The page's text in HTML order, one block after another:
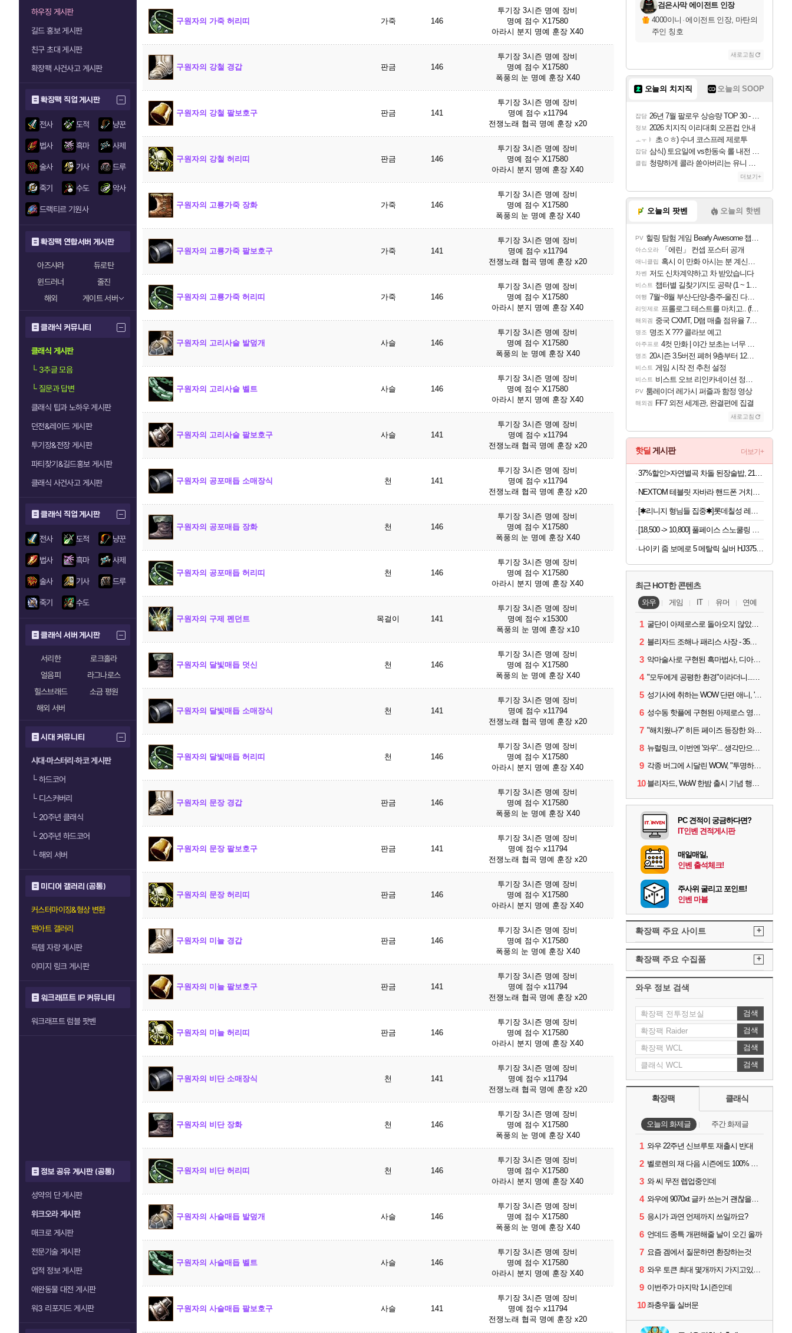
하우징 게시판
길드 홍보 게시판
친구 초대 게시판
확장팩 사건사고 게시판
확장팩 직업 게시판
전사 도적 냥꾼
법사 흑마 사제
술사 기사 드루
죽기 수도 악사
드랙티르 기원사
확장팩 연합서버 게시판
아즈샤라
듀로탄
윈드러너
줄진
해외
게이트 서버
클래식 커뮤니티
클래식 게시판
└3추글 모음
└질문과 답변
클래식 팁과 노하우 게시판
던전&레이드 게시판
투기장&전장 게시판
파티찾기&길드홍보 게시판
클래식 사건사고 게시판
클래식 직업 게시판
전사 도적 냥꾼
법사 흑마 사제
술사 기사 드루
죽기 수도
클래식 서버 게시판
서리한
로크홀라
얼음피
라그나로스
힐스브래드
소금 평원
해외 서버
시대 커뮤니티
시대·마스터리·하코 게시판
└하드코어
└디스커버리
└20주년 클래식
└20주년 하드코어
└해외 서버
미디어 갤러리 (공통)
커스터마이징&형상 변환
팬아트 갤러리
득템 자랑 게시판
이미지 링크 게시판
워크래프트 IP 커뮤니티
워크래프트 럼블 팟벤
정보 공유 게시판 (공통)
성약의 단 게시판
위크오라 게시판
매크로 게시판
전문기술 게시판
업적 정보 게시판
애완동물 대전 게시판
워3 리포지드 게시판
구원자의 가죽 허리띠 가죽 146
투기장 3시즌 명예 장비
명예 점수 X17580
아라시 분지 명예 훈장 X40
구원자의 강철 경갑 판금 146
투기장 3시즌 명예 장비
명예 점수 X17580
폭풍의 눈 명예 훈장 X40
구원자의 강철 팔보호구 판금 141
투기장 3시즌 명예 장비
명예 점수 x11794
전쟁노래 협곡 명예 훈장 x20
구원자의 강철 허리띠 판금 146
투기장 3시즌 명예 장비
명예 점수 X17580
아라시 분지 명예 훈장 X40
구원자의 고룡가죽 장화 가죽 146
투기장 3시즌 명예 장비
명예 점수 X17580
폭풍의 눈 명예 훈장 X40
구원자의 고룡가죽 팔보호구 가죽 141
투기장 3시즌 명예 장비
명예 점수 x11794
전쟁노래 협곡 명예 훈장 x20
구원자의 고룡가죽 허리띠 가죽 146
투기장 3시즌 명예 장비
명예 점수 X17580
아라시 분지 명예 훈장 X40
구원자의 고리사슬 발덮개 사슬 146
투기장 3시즌 명예 장비
명예 점수 X17580
폭풍의 눈 명예 훈장 X40
구원자의 고리사슬 벨트 사슬 146
투기장 3시즌 명예 장비
명예 점수 X17580
아라시 분지 명예 훈장 X40
구원자의 고리사슬 팔보호구 사슬 141
투기장 3시즌 명예 장비
명예 점수 x11794
전쟁노래 협곡 명예 훈장 x20
구원자의 공포매듭 소매장식 천 141
투기장 3시즌 명예 장비
명예 점수 x11794
전쟁노래 협곡 명예 훈장 x20
구원자의 공포매듭 장화 천 146
투기장 3시즌 명예 장비
명예 점수 X17580
폭풍의 눈 명예 훈장 X40
구원자의 공포매듭 허리띠 천 146
투기장 3시즌 명예 장비
명예 점수 X17580
아라시 분지 명예 훈장 X40
구원자의 구제 펜던트 목걸이 141
투기장 3시즌 명예 장비
명예 점수 x15300
폭풍의 눈 명예 훈장 x10
구원자의 달빛매듭 덧신 천 146
투기장 3시즌 명예 장비
명예 점수 X17580
폭풍의 눈 명예 훈장 X40
구원자의 달빛매듭 소매장식 천 141
투기장 3시즌 명예 장비
명예 점수 x11794
전쟁노래 협곡 명예 훈장 x20
구원자의 달빛매듭 허리띠 천 146
투기장 3시즌 명예 장비
명예 점수 X17580
아라시 분지 명예 훈장 X40
구원자의 문장 경갑 판금 146
투기장 3시즌 명예 장비
명예 점수 X17580
폭풍의 눈 명예 훈장 X40
구원자의 문장 팔보호구 판금 141
투기장 3시즌 명예 장비
명예 점수 x11794
전쟁노래 협곡 명예 훈장 x20
구원자의 문장 허리띠 판금 146
투기장 3시즌 명예 장비
명예 점수 X17580
아라시 분지 명예 훈장 X40
구원자의 미늘 경갑 판금 146
투기장 3시즌 명예 장비
명예 점수 X17580
폭풍의 눈 명예 훈장 X40
구원자의 미늘 팔보호구 판금 141
투기장 3시즌 명예 장비
명예 점수 x11794
전쟁노래 협곡 명예 훈장 x20
구원자의 미늘 허리띠 판금 146
투기장 3시즌 명예 장비
명예 점수 X17580
아라시 분지 명예 훈장 X40
구원자의 비단 소매장식 천 141
투기장 3시즌 명예 장비
명예 점수 x11794
전쟁노래 협곡 명예 훈장 x20
구원자의 비단 장화 천 146
투기장 3시즌 명예 장비
명예 점수 X17580
폭풍의 눈 명예 훈장 X40
구원자의 비단 허리띠 천 146
투기장 3시즌 명예 장비
명예 점수 X17580
아라시 분지 명예 훈장 X40
구원자의 사슬매듭 발덮개 사슬 146
투기장 3시즌 명예 장비
명예 점수 X17580
폭풍의 눈 명예 훈장 X40
구원자의 사슬매듭 벨트 사슬 146
투기장 3시즌 명예 장비
명예 점수 X17580
아라시 분지 명예 훈장 X40
구원자의 사슬매듭 팔보호구 사슬 141
투기장 3시즌 명예 장비
명예 점수 x11794
전쟁노래 협곡 명예 훈장 x20
검은사막 에이전트 인장
4000이니 ·에이전트 인장, 마탄의
주인 칭호
새로고침
오늘의 치지직 오늘의 SOOP
잡담 26년 7월 팔로우 상승량 TOP 30 - 월간 치지직
정보 2026 치지직 이리대회 오픈컵 안내
ㅗㅜㅑ 초ㅇㅎ) 수녀 코스프레 제로투
잡담 삼식) 토요일에 vs한동숙 롤 내전 예정
클립 청량하게 콜라 쏟아버리는 유니 ㅋㅋㅋ
더보기+
오늘의 팟벤 오늘의 핫벤
PV 힐링 탐험 게임 Bearly Awesome 챕터 1 트레일러
아스오라 「에린」 컨셉 포스터 공개
애니클립 혹시 이 만화 아시는 분 계신가요
차벤 저도 신차계약하고 차 받았습니다
비스트 챕터별 길찾기/지도 공략 (1 ~ 12장)
여행 7월~8월 부산-단양-충주-울진 다녀왔어요~
리밋제로 프롤로그 테스트를 마치고.. (feat. 리아)
해외겜 중국 CXMT, D램 매출 점유율 7%…글로벌 4위로 부상
명조 명조 X ??? 콜라보 예고
아주프로 4컷 만화 | 야간 보초는 너무 힘들어
명조 20시즌 3.5버전 폐허 9층부터 12층까지 클리어 조합 | 죽음의 노래와 바닷속 폐허 |
비스트 게임 시작 전 추천 설정
비스트 비스트 오브 리인카네이션 정보/공략글 모음
PV 툼레이더 레가시 퍼즐과 함정 영상
해외겜 FF7 외전 세계관, 완결편에 집결
새로고침
핫딜 게시판 더보기+
나이키 줌 보메로 5 메탈릭 실버 HJ3758-001 남자 운동화
최근 HOT한 콘텐츠
와우 게임 IT 유머 연예
1 굴단이 아제로스로 돌아오지 않았다면? 와우 클래식+ 주목
2 블리자드 조해나 패리스 사장 - 35년 역사, 그리고 비전
3 악마술사로 구현된 흑마법사, 디아4 x 와우 콜라보 살펴보기
4 "모두에게 공평한 환경"이라더니...여전히 살아있는 애드온
5 성기사에 취하는 WOW 단편 애니, '신성한 모든 것'
6 성수동 핫플에 구현된 아제로스 영웅들의 안식처, WoW 홈스윗홈
7 "해치웠나?" 히든 페이즈 등장한 와우 '한밤', 세계 최초 킬은 '팀 리퀴드'
8 뉴럴링크, 이번엔 '와우'... 생각만으로 게임하는 시대 성큼
9 각종 버그에 시달린 WOW, "투명하고 신속한 소통과 대응 약속"
10 블리자드, WoW 한밤 출시 기념 행사 '홈스윗홈' 28일 개최
PC 견적이 궁금하다면?
IT인벤 견적게시판
매일매일,
인벤 출석체크!
주사위 굴리고 포인트!
인벤 마블
확장팩 주요 사이트 +
확장팩 주요 수집품 +
와우 정보 검색
검색
검색
검색
검색
확장팩 클래식
오늘의 화제글 주간 화제글
1 와우 22주년 신브루토 재출시 반대
2 벨로렌의 재 다음 시즌에도 100% 드랍이죠??
3 와 씨 무전 렙업중인데
4 와우에 9070xt 글카 쓰는거 괜찮을까요?
5 응시가 과연 언제까지 쓰일까요?
6 언데드 종특 개편해줄 날이 오긴 올까
7 요즘 겜에서 질문하면 환장하는것
8 와우 토큰 최대 몇개까지 가지고있을수있나요?
9 이번주가 마지막 1시즌인데
10 좌충우돌 실버문